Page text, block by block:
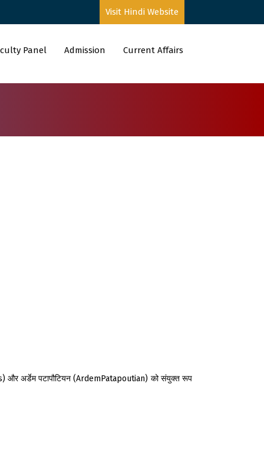
Visit Hindi Website
Panel Admission Current Affairs
और अर्डेम पटापौटियन (ArdemPatapoutian) को संयुक्‍त रूप